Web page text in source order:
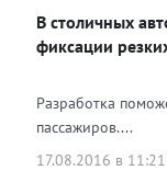
В столичных
фиксации
Разработка
пассажиров....
17.08.2016 в